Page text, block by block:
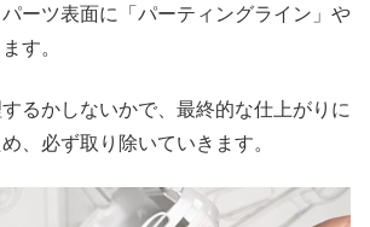
ーツ表面に「パーティングライン」や
す。
るかしないかで、最終的な仕上がりに
、必ず取り除いていきます。